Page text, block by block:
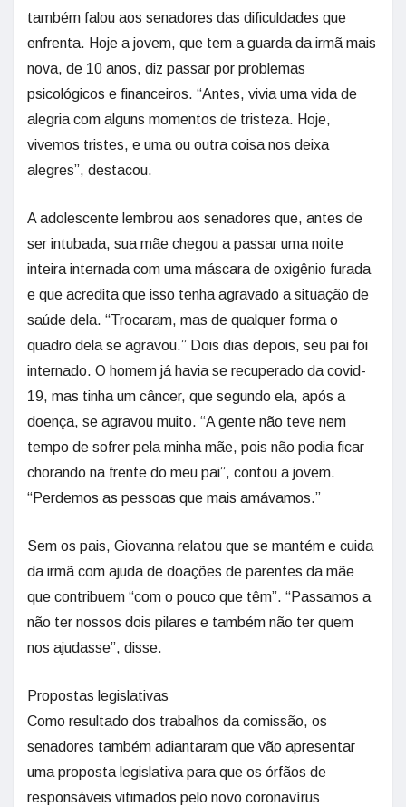
também falou aos senadores das dificuldades que
enfrenta. Hoje a jovem, que tem a guarda da irmã mais
nova, de 10 anos, diz passar por problemas
psicológicos e financeiros. “Antes, vivia uma vida de
alegria com alguns momentos de tristeza. Hoje,
vivemos tristes, e uma ou outra coisa nos deixa
alegres”, destacou.
A adolescente lembrou aos senadores que, antes de
ser intubada, sua mãe chegou a passar uma noite
inteira internada com uma máscara de oxigênio furada
e que acredita que isso tenha agravado a situação de
saúde dela. “Trocaram, mas de qualquer forma o
quadro dela se agravou.” Dois dias depois, seu pai foi
internado. O homem já havia se recuperado da covid-
19, mas tinha um câncer, que segundo ela, após a
doença, se agravou muito. “A gente não teve nem
tempo de sofrer pela minha mãe, pois não podia ficar
chorando na frente do meu pai”, contou a jovem.
“Perdemos as pessoas que mais amávamos.”
Sem os pais, Giovanna relatou que se mantém e cuida
da irmã com ajuda de doações de parentes da mãe
que contribuem “com o pouco que têm”. “Passamos a
não ter nossos dois pilares e também não ter quem
nos ajudasse”, disse.
Propostas legislativas
Como resultado dos trabalhos da comissão, os
senadores também adiantaram que vão apresentar
uma proposta legislativa para que os órfãos de
responsáveis vitimados pelo novo coronavírus